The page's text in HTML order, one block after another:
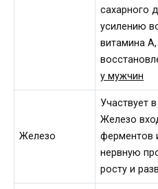
сахарного
усилению
витамина
у мужчин
Железо
Участвует
Железо
ферментов
нервную
росту и